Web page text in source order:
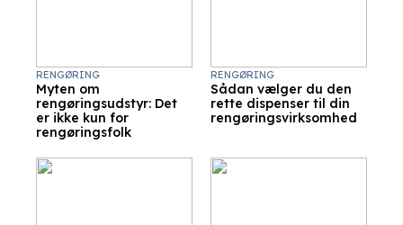
Myten om
rengøringsudstyr: Det
er ikke kun for
rengøringsfolk
RENGØRING
Sådan vælger du den
rette dispenser til din
rengøringsvirksomhed
RENGØRING